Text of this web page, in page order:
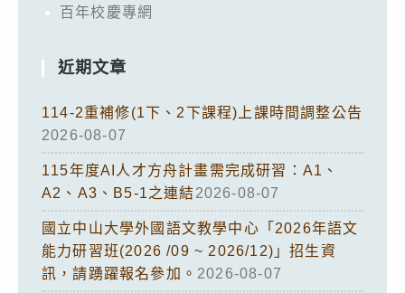
百年校慶專網
近期文章
114-2重補修(1下、2下課程)上課時間調整公告
2026-08-07
115年度AI人才方舟計畫需完成研習：A1、
A2、A3、B5-1之連結2026-08-07
國立中山大學外國語文教學中心「2026年語文
能力研習班(2026 /09 ~ 2026/12)」招生資
訊，請踴躍報名參加。 2026-08-07